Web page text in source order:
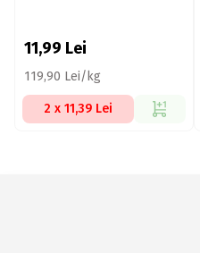
11,99 Lei
119,90 Lei/kg
2 x 11,39 Lei